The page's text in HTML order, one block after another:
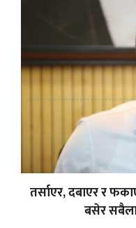
तर्साएर, दबाएर र
बसेर